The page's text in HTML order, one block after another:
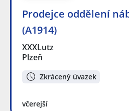
Prodejce oddělení
(A1914)
XXXLutz
Plzeň
Zkrácený úvazek
včerejší